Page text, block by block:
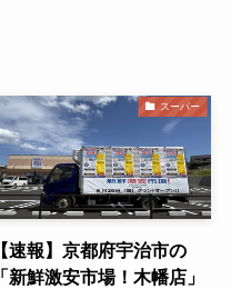
スーパー
【速報】京都府宇治市の
「新鮮激安市場！木幡店」